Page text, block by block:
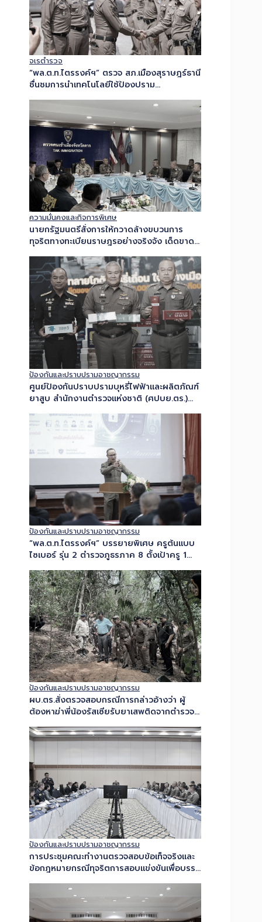
จเรตำรวจ
“พล.ต.ท.ไตรรงค์ฯ” ตรวจ สภ.เมืองสุราษฎร์ธานี
ชื่นชมการนำเทคโนโลยีใช้ป้องปราม
ความมั่นคงและกิจการพิเศษ
นายกรัฐมนตรีสั่งการให้กวาดล้างขบวนการ
ทุจริตทางทะเบียนราษฎรอย่างจริงจัง เด็ดขาด
และเป็นระบบ – ผบ.ตร. มอบหมายให้ พล.ต.อ.สำ
ราญฯ ปฏิบัติการ “ทลายบัตร 10…
ป้องกันและปราบปรามอาชญากรรม
ศูนย์ป้องกันปราบปรามบุหรี่ไฟฟ้าและผลิตภัณฑ์
ยาสูบ สำนักงานตำรวจแห่งชาติ (ศปบย.ตร.)
กรมสรรพสามิต แถลงข่าวทลายโกดังบุหรี่เถื่อน
ใจกลางเมืองโคราช ยึดของกลาง…
ป้องกันและปราบปรามอาชญากรรม
“พล.ต.ท.ไตรรงค์ฯ” บรรยายพิเศษ ครูต้นแบบ
ไซเบอร์ รุ่น 2 ตำรวจภูธรภาค 8 ตั้งเป้าครู 1
ป้องกันและปราบปรามอาชญากรรม
ผบ.ตร.สั่งตรวจสอบกรณีการกล่าวอ้างว่า ผู้
ต้องหาฆ่าพี่น้องรัสเซียรับยาเสพติดจากตำรวจ
ป้องกันและปราบปรามอาชญากรรม
การประชุมคณะทำงานตรวจสอบข้อเท็จจริงและ
ข้อกฎหมายกรณีทุจริตการสอบแข่งขันเพื่อบรรจุ
บุคคลเป็นข้าราชการหรือพนักงานส่วนท้องถิ่น
ครั้งที่ 5/2569